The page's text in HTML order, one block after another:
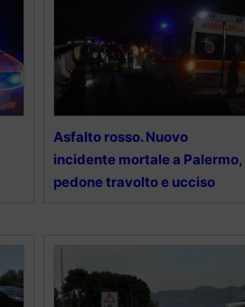
Asfalto rosso. Nuovo
incidente mortale a Palermo,
pedone travolto e ucciso